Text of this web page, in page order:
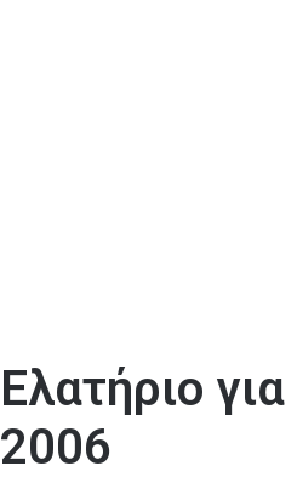
Ελατήριο
2006